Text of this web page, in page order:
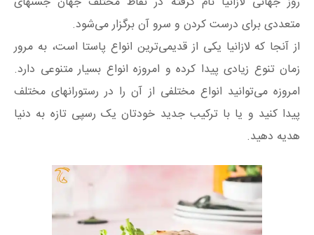
متعددی برای درست کردن و سرو آن برگزار می‌شود.
از آنجا که لازانیا یکی از قدیمی‌ترین انواع پاستا است، به مرور
زمان تنوع زیادی پیدا کرده و امروزه انواع بسیار متنوعی دارد.
امروزه می‌توانید انواع مختلفی از آن را در رستورانهای مختلف
پیدا کنید و یا با ترکیب جدید خودتان یک رسپی تازه به دنیا
هدیه دهید.